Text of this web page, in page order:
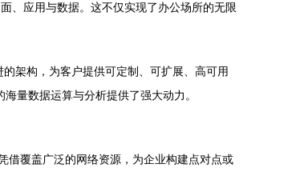
、应用与数据。这不仅实现了办公场所的无限
架构，为客户提供可定制、可扩展、高可用
量数据运算与分析提供了强大动力。
借覆盖广泛的网络资源，为企业构建点对点或